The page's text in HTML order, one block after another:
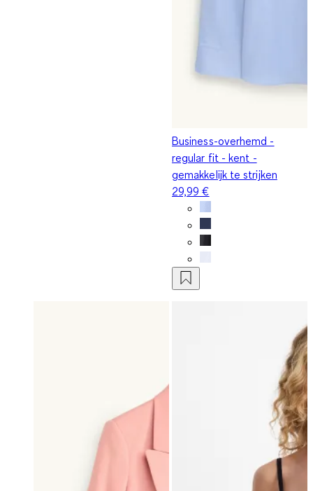
Business-overhemd -
regular fit - kent -
gemakkelijk te strijken
29,99 €